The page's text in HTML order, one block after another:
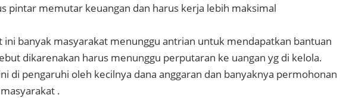
pintar memutar keuangan dan harus kerja lebih maksimal
ini banyak masyarakat menunggu antrian untuk mendapatkan bantuan
dikarenakan harus menunggu perputaran ke uangan yg di kelola.
di pengaruhi oleh kecilnya dana anggaran dan banyaknya permohonan
.